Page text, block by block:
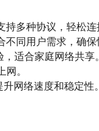
多种协议，轻松连
同用户需求，确保
适合家庭网络共享。
。
网络速度和稳定性。